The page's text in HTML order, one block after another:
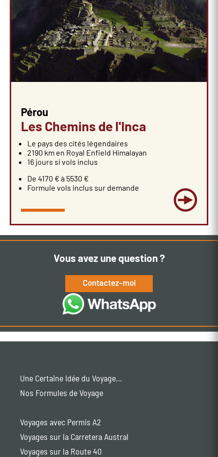
Pérou
Les Chemins de l'Inca
Le pays des cités légendaires
2190 km en Royal Enfield Himalayan
16 jours si vols inclus
De 4170 € à 5530 €
Formule vols inclus sur demande
Vous avez une question ?
Contactez-moi
Une Certaine Idée du Voyage…
Nos Formules de Voyage
Voyages avec Permis A2
Voyages sur la Carretera Austral
Voyages sur la Route 40